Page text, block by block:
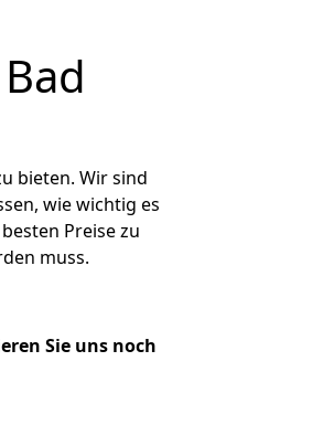
bieten. Wir sind
wie wichtig es
Preise zu
muss.
Sie uns noch